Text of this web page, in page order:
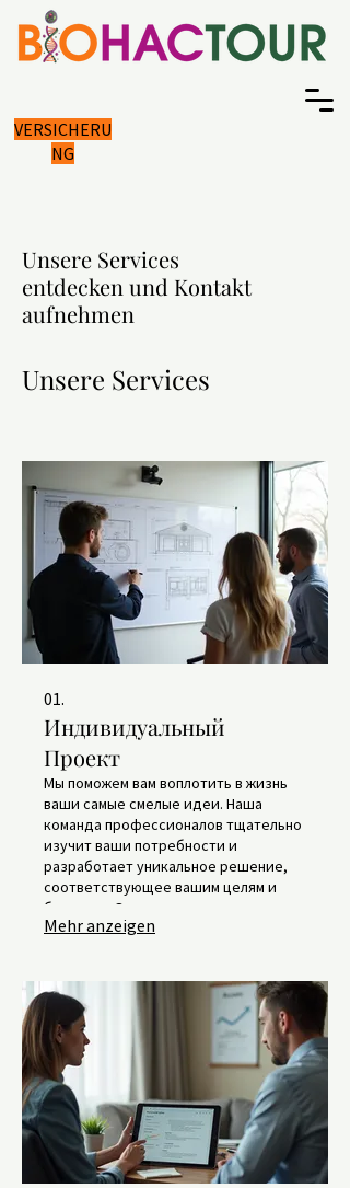
VERSICHERU
NG
Unsere Services
entdecken und Kontakt
aufnehmen
Unsere Services
01.
Индивидуальный
Проект
Мы поможем вам воплотить в жизнь
ваши самые смелые идеи. Наша
команда профессионалов тщательно
изучит ваши потребности и
разработает уникальное решение,
соответствующее вашим целям и
бюджету. От концепции до
реализации, мы будем вашим
Mehr anzeigen